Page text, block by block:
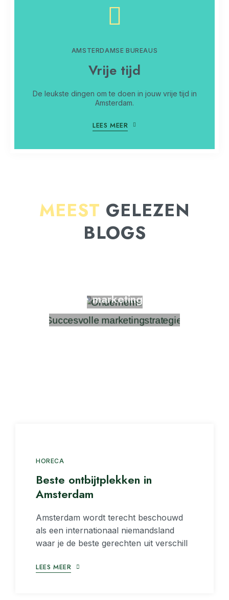
AMSTERDAMSE BUREAUS
Vrije tijd
De leukste dingen om te doen in jouw vrije tijd in
Amsterdam.
LEES MEER
MEEST GELEZEN
BLOGS
Beste ontbijtplekken in Amsterdam
Succesvolle marketingstrategieën
HORECA
Beste ontbijtplekken in
Amsterdam
Amsterdam wordt terecht beschouwd
als een internationaal niemandsland
waar je de beste gerechten uit verschill
LEES MEER